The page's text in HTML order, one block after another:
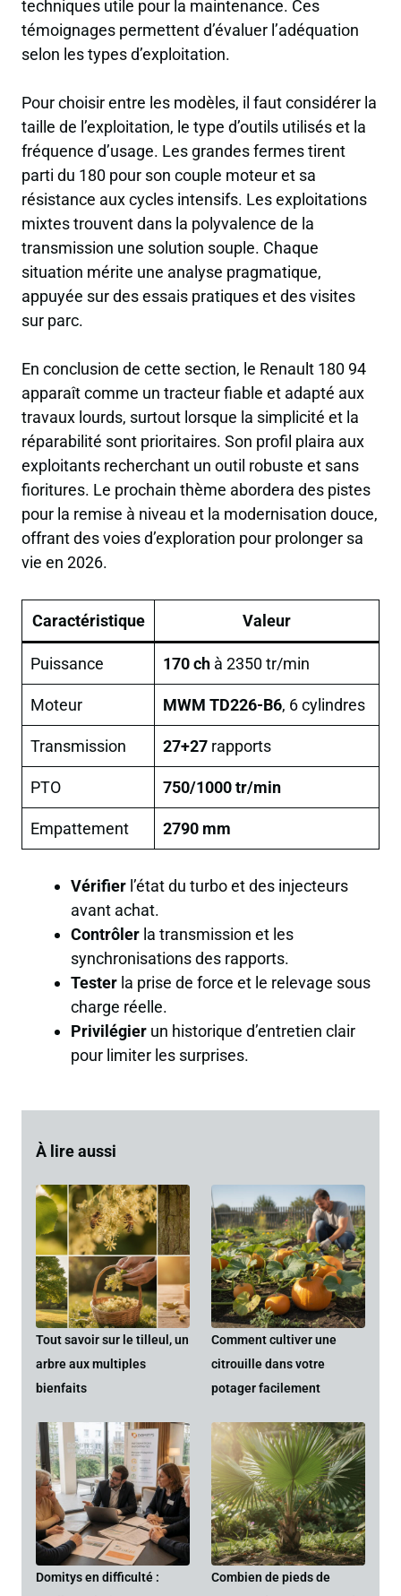
techniques utile pour la maintenance. Ces
témoignages permettent d’évaluer l’adéquation
selon les types d’exploitation.
Pour choisir entre les modèles, il faut considérer la
taille de l’exploitation, le type d’outils utilisés et la
fréquence d’usage. Les grandes fermes tirent
parti du 180 pour son couple moteur et sa
résistance aux cycles intensifs. Les exploitations
mixtes trouvent dans la polyvalence de la
transmission une solution souple. Chaque
situation mérite une analyse pragmatique,
appuyée sur des essais pratiques et des visites
sur parc.
En conclusion de cette section, le Renault 180 94
apparaît comme un tracteur fiable et adapté aux
travaux lourds, surtout lorsque la simplicité et la
réparabilité sont prioritaires. Son profil plaira aux
exploitants recherchant un outil robuste et sans
fioritures. Le prochain thème abordera des pistes
pour la remise à niveau et la modernisation douce,
offrant des voies d’exploration pour prolonger sa
vie en 2026.
Caractéristique Valeur
Puissance 170 ch à 2350 tr/min
Moteur MWM TD226-B6, 6 cylindres
Transmission 27+27 rapports
PTO 750/1000 tr/min
Empattement 2790 mm
Vérifierl’état du turbo et des injecteurs
avant achat.
Contrôlerla transmission et les
synchronisations des rapports.
Testerla prise de force et le relevage sous
charge réelle.
Privilégierun historique d’entretien clair
pour limiter les surprises.
À lire aussi
Tout savoir sur le tilleul, un
arbre aux multiples
bienfaits
Comment cultiver une
citrouille dans votre
potager facilement
Domitys en difficulté :
Combien de pieds de